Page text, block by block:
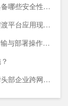
内外网文件摆渡系统产品推荐是什么？主要具备哪些安全性能？
机器人行业数据流转深度研究：内外网数据摆渡平台应用现状与趋势
FTP文件传输服务器是什么？保险公司安全传输与部署操作指南
新能源行业内外网文件摆渡系统选型测评，附头部企业跨网部署案例